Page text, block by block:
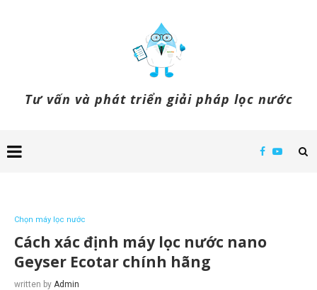
Tư vấn và phát triển giải pháp lọc nước
Chọn máy lọc nước
Cách xác định máy lọc nước nano
Geyser Ecotar chính hãng
written by Admin